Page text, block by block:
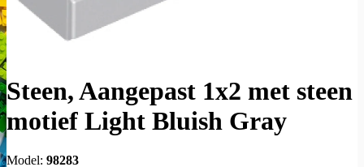
Steen, Aangepast 1x2 met steen
motief Light Bluish Gray
Model: 98283